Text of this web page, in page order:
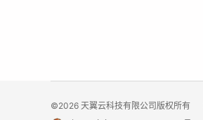
©2026 天翼云科技有限公司版权所有